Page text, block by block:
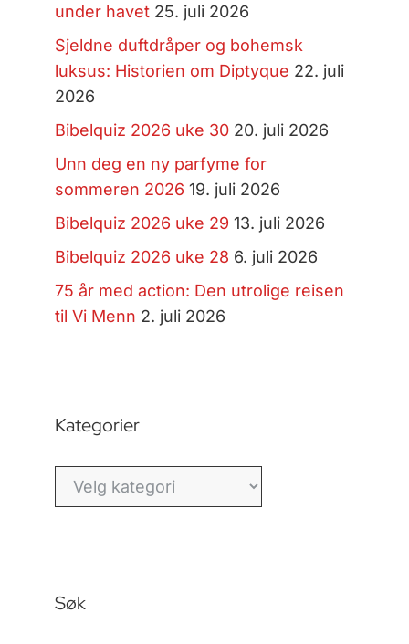
under havet 25. juli 2026
Sjeldne duftdråper og bohemsk
luksus: Historien om Diptyque 22. juli
2026
Bibelquiz 2026 uke 30 20. juli 2026
Unn deg en ny parfyme for
sommeren 2026 19. juli 2026
Bibelquiz 2026 uke 29 13. juli 2026
Bibelquiz 2026 uke 28 6. juli 2026
75 år med action: Den utrolige reisen
til Vi Menn 2. juli 2026
Kategorier
Kategorier
Søk